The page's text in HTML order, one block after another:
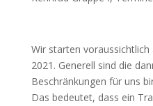
Wir starten voraussichtlich
2021. Generell sind die
Beschränkungen für uns
Das bedeutet, dass ein